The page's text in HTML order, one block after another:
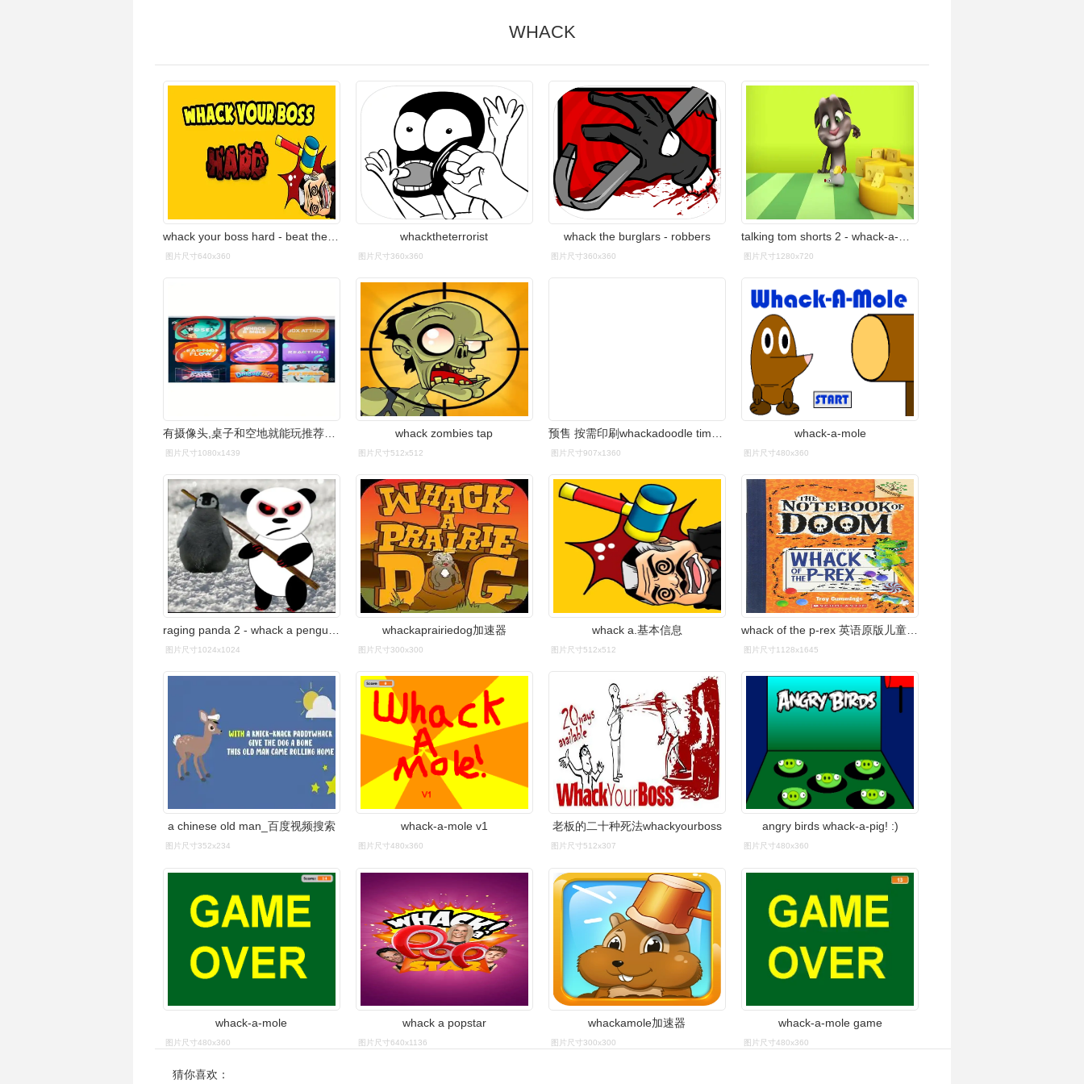
WHACK
whack your boss hard - beat the boss without losing your job
图片尺寸640x360
whacktheterrorist
图片尺寸360x360
whack the burglars - robbers
图片尺寸360x360 图片尺寸1280x720
有摄像头,桌子和空地就能玩推荐whack a mole打地鼠,reaction flow按
图片尺寸1080x1439
whack zombies tap
图片尺寸512x512 图片尺寸907x1360
whack-a-mole
图片尺寸480x360
图片尺寸1024x1024
whackaprairiedog加速器
图片尺寸300x300
whack a.基本信息
图片尺寸512x512 图片尺寸1128x1645
a chinese old man_百度视频搜索
图片尺寸352x234
whack-a-mole v1
图片尺寸480x360
老板的二十种死法whackyourboss
图片尺寸512x307
angry birds whack-a-pig! :)
图片尺寸480x360
whack-a-mole
图片尺寸480x360
whack a popstar
图片尺寸640x1136
whackamole加速器
图片尺寸300x300
whack-a-mole game
图片尺寸480x360
猜你喜欢：